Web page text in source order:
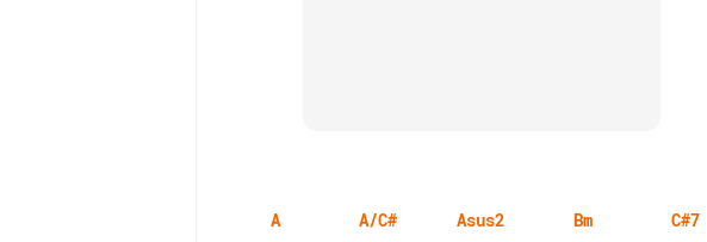
A A/C# Asus2 Bm C#7